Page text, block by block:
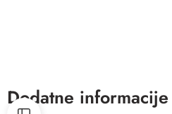
Dodatne informacije